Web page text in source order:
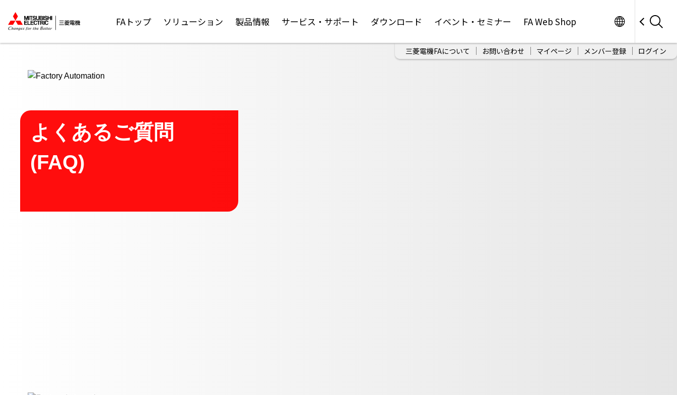
FAトップ ソリューション 製品情報 サービス・サポート ダウンロード イベント・セミナー FA Web Shop
三菱電機FAについて お問い合わせ マイページ メンバー登録 ログイン
よくあるご質問
(FAQ)